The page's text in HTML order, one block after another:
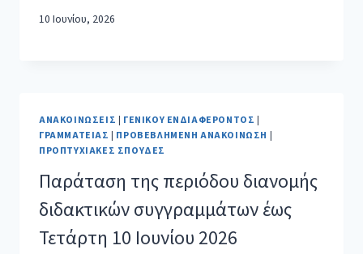
10 Ιουνίου, 2026
ΑΝΑΚΟΙΝΏΣΕΙΣ ΓΕΝΙΚΟΎ ΕΝΔΙΑΦΈΡΟΝΤΟΣ
ΓΡΑΜΜΑΤΕΊΑΣ
ΠΡΟΒΕΒΛΗΜΈΝΗ ΑΝΑΚΟΊΝΩΣΗ
ΠΡΟΠΤΥΧΙΑΚΈΣ ΣΠΟΥΔΈΣ
Παράταση της περιόδου διανομής
διδακτικών συγγραμμάτων έως
Τετάρτη 10 Ιουνίου 2026